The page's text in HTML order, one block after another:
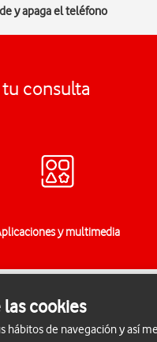
y apaga el teléfono
consulta
y multimedia
las cookies
hábitos de navegación y así